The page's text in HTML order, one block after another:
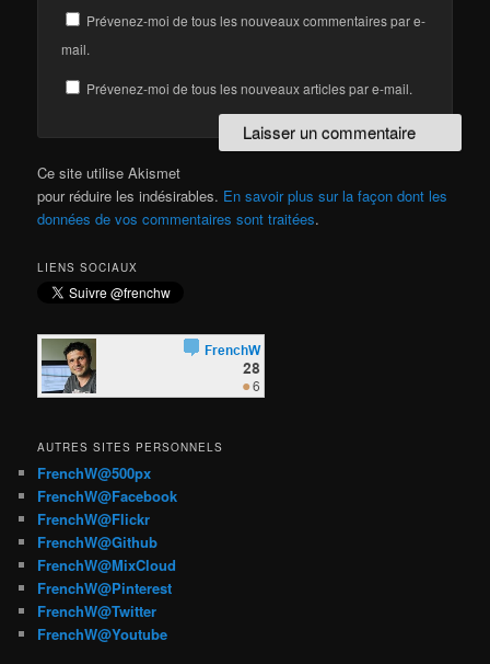
Prévenez-moi de tous les nouveaux commentaires par e-
mail.
Prévenez-moi de tous les nouveaux articles par e-mail.
Ce site utilise Akismet
pour réduire les indésirables. En savoir plus sur la façon dont les
données de vos commentaires sont traitées.
LIENS SOCIAUX
AUTRES SITES PERSONNELS
FrenchW@500px
FrenchW@Facebook
FrenchW@Flickr
FrenchW@Github
FrenchW@MixCloud
FrenchW@Pinterest
FrenchW@Twitter
FrenchW@Youtube